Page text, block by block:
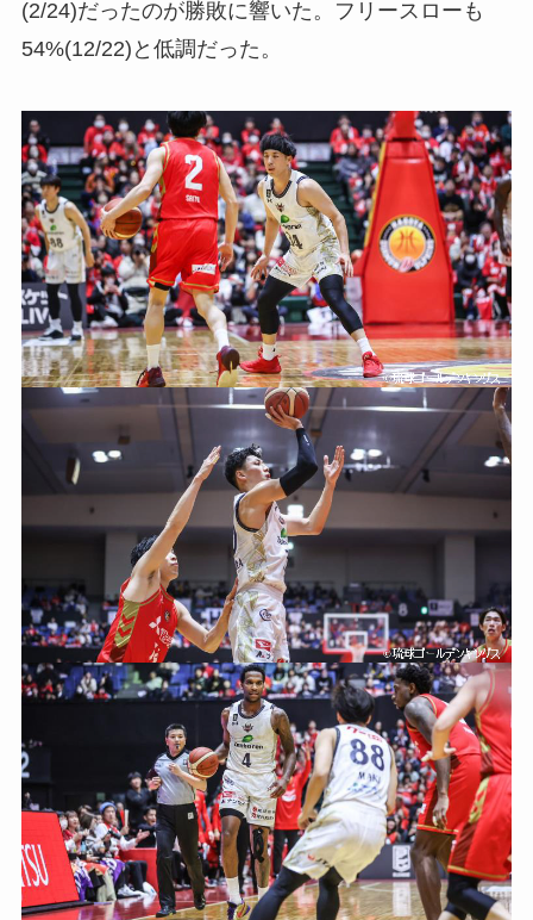
(2/24)だったのが勝敗に響いた。フリースローも
54%(12/22)と低調だった。